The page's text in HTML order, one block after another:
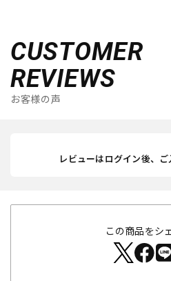
CUSTOMER
REVIEWS
お客様の声
レビューはログイン後、ご
この商品をシ